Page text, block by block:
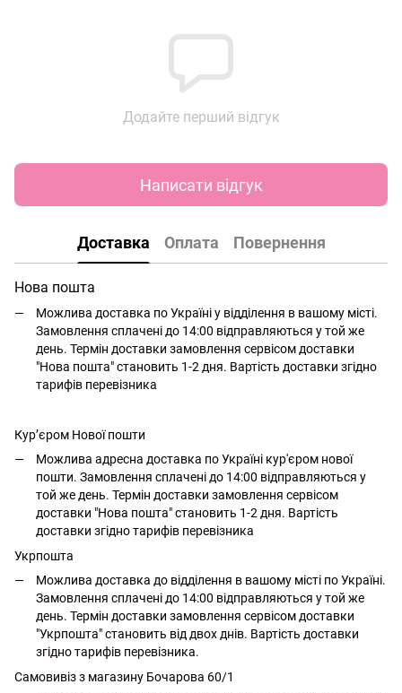
Додайте перший відгук
Написати відгук
Доставка Оплата Повернення
Нова пошта
Можлива доставка по Україні у відділення в вашому місті.
Замовлення сплачені до 14:00 відправляються у той же
день. Термін доставки замовлення сервісом доставки
"Нова пошта" становить 1-2 дня. Вартість доставки згідно
тарифів перевізника
Кур’єром Нової пошти
Можлива адресна доставка по Україні кур'єром нової
пошти. Замовлення сплачені до 14:00 відправляються у
той же день. Термін доставки замовлення сервісом
доставки "Нова пошта" становить 1-2 дня. Вартість
доставки згідно тарифів перевізника
Укрпошта
Можлива доставка до відділення в вашому місті по Україні.
Замовлення сплачені до 14:00 відправляються у той же
день. Термін доставки замовлення сервісом доставки
"Укрпошта" становить від двох днів. Вартість доставки
згідно тарифів перевізника.
Самовивіз з магазину Бочарова 60/1